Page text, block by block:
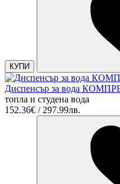
КУПИ
Диспенсър за вода
топла и студена вода
152.36€ / 297.99лв.